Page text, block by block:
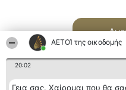
ΑΕΤΟΊ της οικοδομής
20:02
Γεια σας. Χαίρομαι που θα